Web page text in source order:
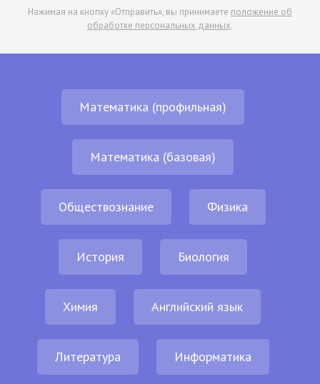
Нажимая на кнопку «Отправить», вы принимаете положение об
обработке персональных данных.
Математика (профильная)
Математика (базовая)
Обществознание Физика
История Биология
Химия Английский язык
Литература Информатика